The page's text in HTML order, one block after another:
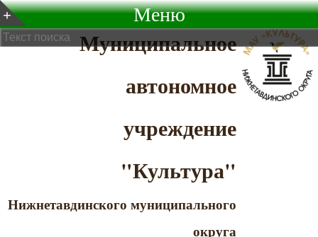
Муниципальное
автономное
учреждение
"Культура"
Нижнетавдинского муниципального
округа
Меню